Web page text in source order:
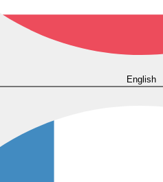
English